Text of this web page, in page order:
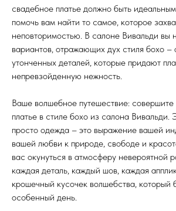
свадебное платье должно быть
помочь вам найти то самое, которое
неповторимостью. В салоне Вивальди вы
вариантов, отражающих дух стиля бохо –
утонченных деталей, которые придают
непревзойденную нежность.
Ваше волшебное путешествие:
платье в стиле бохо из салона Вивальди.
просто одежда – это выражение вашей
вашей любви к природе, свободе и
вас окунуться в атмосферу невероятной
каждая деталь, каждый шов, каждая
крошечный кусочек волшебства, который
особенный день.